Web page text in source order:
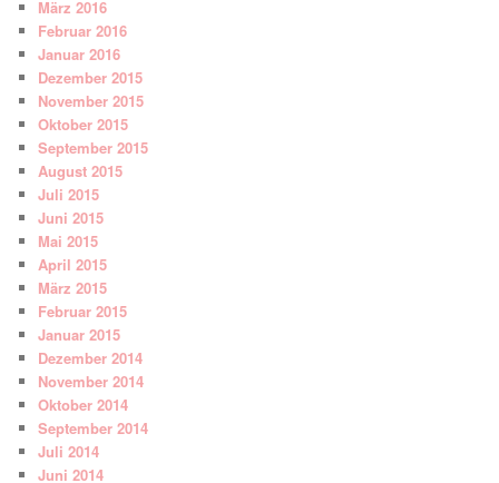
März 2016
Februar 2016
Januar 2016
Dezember 2015
November 2015
Oktober 2015
September 2015
August 2015
Juli 2015
Juni 2015
Mai 2015
April 2015
März 2015
Februar 2015
Januar 2015
Dezember 2014
November 2014
Oktober 2014
September 2014
Juli 2014
Juni 2014